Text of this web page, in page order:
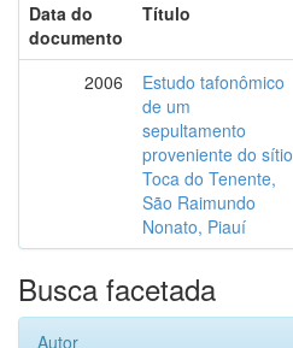
Data do
documento
Título
2006
Estudo tafonômico
de um
sepultamento
proveniente do sítio
Toca do Tenente,
São Raimundo
Nonato, Piauí
Busca facetada
Autor